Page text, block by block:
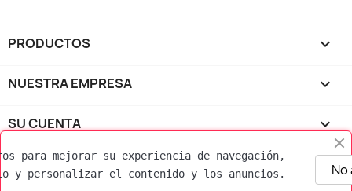
PRODUCTOS 
NUESTRA EMPRESA 
SU CUENTA 
INFORMACIÓN DE LA TIENDA keyboard_arrow_down
para mejorar su experiencia de navegación,
personalizar el contenido y los anuncios.